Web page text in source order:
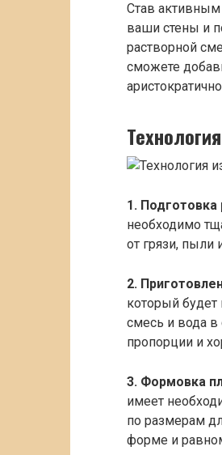
Став активным
ваши стены и
растворной
сможете
1. Подготовка
необходимо
от грязи, пыли
2.
который будет
смесь и вода в
пропорции и
3. Формовка
имеет
по размерам
форме и